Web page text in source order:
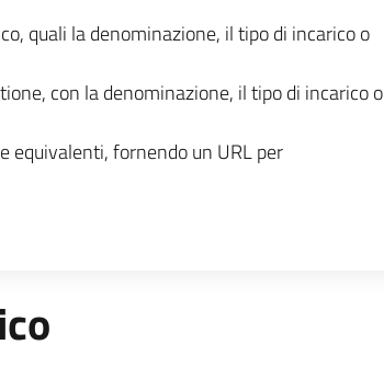
quali la denominazione, il tipo di incarico o
con la denominazione, il tipo di incarico o
equivalenti, fornendo un URL per